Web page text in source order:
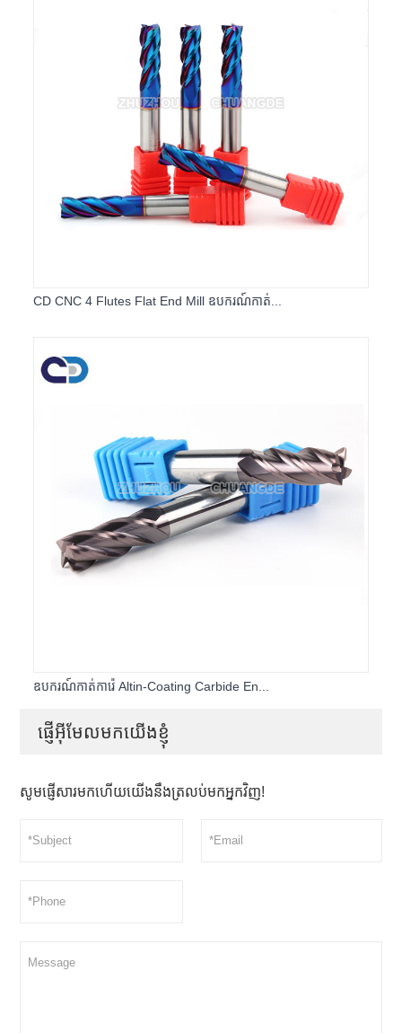
CD CNC 4 Flutes Flat End Mill ឧបករណ៍កាត់...
ឧបករណ៍កាត់ការ៉េ Altin-Coating Carbide En...
ផ្ញើអ៊ីមែលមកយើងខ្ញុំ
សូមផ្ញើសារមកហើយយើងនឹងត្រលប់មកអ្នកវិញ!